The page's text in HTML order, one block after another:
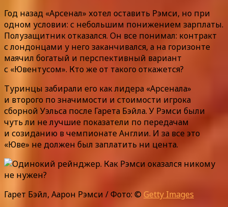
Год назад «Арсенал» хотел оставить Рэмси, но при
одном условии: с небольшим понижением зарплаты.
Полузащитник отказался. Он все понимал: контракт
с лондонцами у него заканчивался, а на горизонте
маячил богатый и перспективный вариант
с «Ювентусом». Кто же от такого откажется?
Туринцы забирали его как лидера «Арсенала»
и второго по значимости и стоимости игрока
сборной Уэльса после Гарета Бэйла. У Рэмси были
чуть ли не лучшие показатели по передачам
и созиданию в чемпионате Англии. И за все это
«Юве» не должен был заплатить ни цента.
Гарет Бэйл, Аарон Рэмси / Фото: © Getty Images